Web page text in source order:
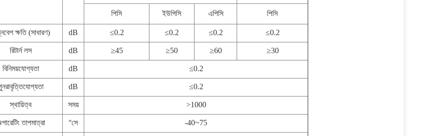
পিসি ইউপিসি এপিসি পিসি
ক্ষতি (সাধারণ) dB ≤0.2 ≤0.2 ≤0.2 ≤0.2
রিটার্ন লস dB ≥45 ≥50 ≥60 ≥30
বিনিময়যোগ্যতা dB ≤0.2
dB ≤0.2
স্থায়িত্ব সময় >1000
তাপমাত্রা °সে -40~75